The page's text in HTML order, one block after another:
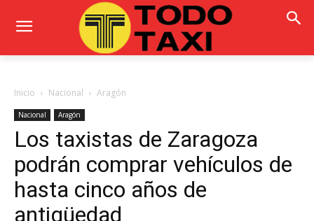
Inicio Nacional Aragón
Nacional Aragón
Los taxistas de Zaragoza
podrán comprar vehículos de
hasta cinco años de
antigüedad